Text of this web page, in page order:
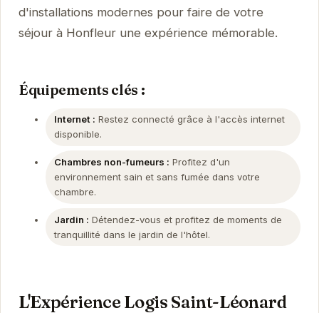
d'installations modernes pour faire de votre
séjour à Honfleur une expérience mémorable.
Équipements clés :
Internet : Restez connecté grâce à l'accès internet
disponible.
Chambres non-fumeurs : Profitez d'un
environnement sain et sans fumée dans votre
chambre.
Jardin : Détendez-vous et profitez de moments de
tranquillité dans le jardin de l'hôtel.
L'Expérience Logis Saint-Léonard